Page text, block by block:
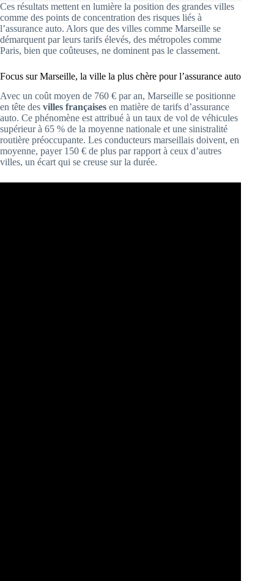
Ces résultats mettent en lumière la position des grandes villes
comme des points de concentration des risques liés à
l’assurance auto. Alors que des villes comme Marseille se
démarquent par leurs tarifs élevés, des métropoles comme
Paris, bien que coûteuses, ne dominent pas le classement.
Focus sur Marseille, la ville la plus chère pour l’assurance auto
Avec un coût moyen de 760 € par an, Marseille se positionne
en tête des villes françaises en matière de tarifs d’assurance
auto. Ce phénomène est attribué à un taux de vol de véhicules
supérieur à 65 % de la moyenne nationale et une sinistralité
routière préoccupante. Les conducteurs marseillais doivent, en
moyenne, payer 150 € de plus par rapport à ceux d’autres
villes, un écart qui se creuse sur la durée.